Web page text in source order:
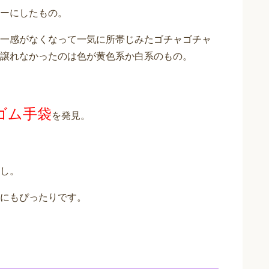
にしたもの。
感がなくなって一気に所帯じみたゴチャゴチャ
れなかったのは色が黄色系か白系のもの。
ム手袋を発見。
。
もぴったりです。